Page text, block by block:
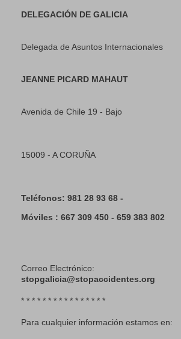
DELEGACIÓN DE GALICIA
Delegada de Asuntos Internacionales
JEANNE PICARD MAHAUT
Avenida de Chile 19 - Bajo
15009 - A CORUÑA
Teléfonos: 981 28 93 68 -
Móviles : 667 309 450 - 659 383 802
Correo Electrónico:
stopgalicia@stopaccidentes.org
* * * * * * * * * * * * * * * *
Para cualquier información estamos en: